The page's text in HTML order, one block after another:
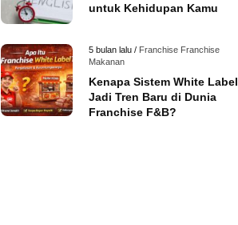
untuk Kehidupan Kamu
5 bulan lalu / Franchise Franchise
Makanan
Kenapa Sistem White Label
Jadi Tren Baru di Dunia
Franchise F&B?